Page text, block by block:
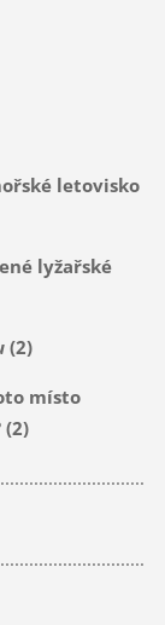
letovisko
lyžařské
(2)
místo